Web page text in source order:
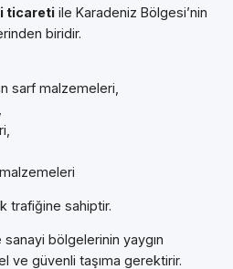
ticareti ile Karadeniz Bölgesi’nin
biridir.
sarf malzemeleri,
trafiğine sahiptir.
sanayi bölgelerinin yaygın
ve güvenli taşıma gerektirir.